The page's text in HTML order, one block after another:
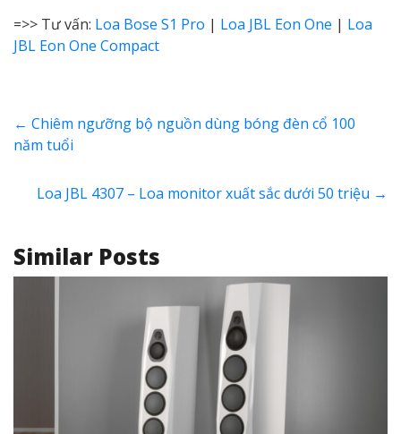
=>> Tư vấn: Loa Bose S1 Pro | Loa JBL Eon One | Loa
JBL Eon One Compact
← Chiêm ngưỡng bộ nguồn dùng bóng đèn cổ 100
năm tuổi
Loa JBL 4307 – Loa monitor xuất sắc dưới 50 triệu →
Similar Posts